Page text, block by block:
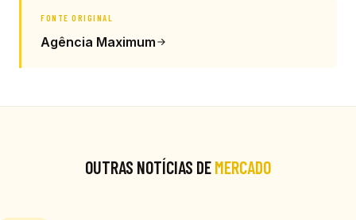
FONTE ORIGINAL
Agência Maximum
OUTRAS NOTÍCIAS DEMERCADO